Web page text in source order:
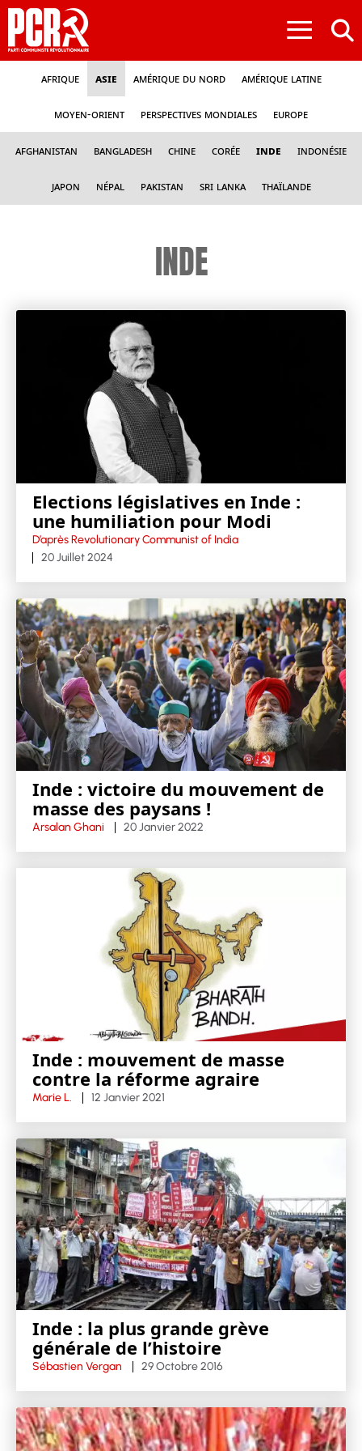
≡
Afrique Asie Amérique du nord Amérique latine
Moyen-Orient Perspectives mondiales Europe
Afghanistan Bangladesh Chine Corée Inde Indonésie
Japon Népal Pakistan Sri Lanka Thaïlande
INDE
Elections législatives en Inde :
une humiliation pour Modi
D’après Revolutionary Communist of India
20 Juillet 2024
Inde : victoire du mouvement de
masse des paysans !
Arsalan Ghani 20 Janvier 2022
Inde : mouvement de masse
contre la réforme agraire
Marie L. 12 Janvier 2021
Inde : la plus grande grève
générale de l’histoire
Sébastien Vergan 29 Octobre 2016